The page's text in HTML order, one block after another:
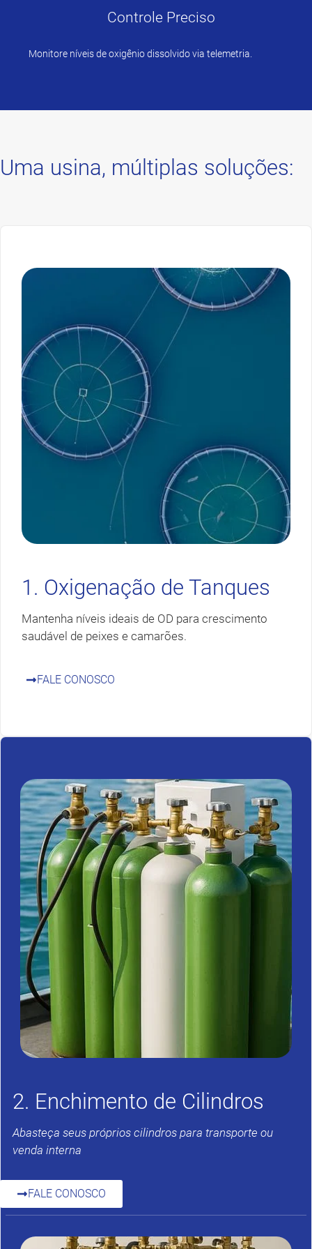
Controle Preciso
Monitore níveis de oxigênio dissolvido via telemetria.
Uma usina, múltiplas soluções:
1. Oxigenação de Tanques
Mantenha níveis ideais de OD para crescimento
saudável de peixes e camarões.
FALE CONOSCO
2. Enchimento de Cilindros
Abasteça seus próprios cilindros para transporte ou
venda interna
FALE CONOSCO